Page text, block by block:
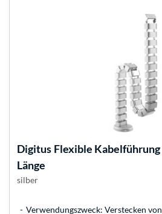
Digitus Flexible
Länge
silber
Verwendungszweck: Verstecken